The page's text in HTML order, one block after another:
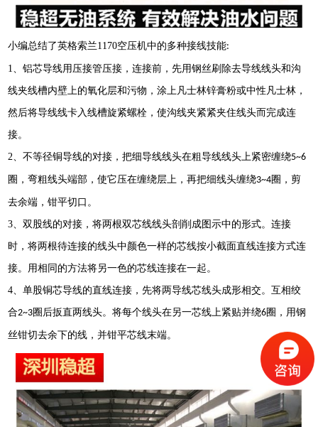
小编总结了英格索兰1170空压机中的多种接线技能:
1、铝芯导线用压接管压接，连接前，先用钢丝刷除去导线线头和沟
线夹线槽内壁上的氧化层和污物，涂上凡士林锌膏粉或中性凡士林，
然后将导线线卡入线槽旋紧螺栓，使沟线夹紧紧夹住线头而完成连
接。
2、不等径铜导线的对接，把细导线线头在粗导线线头上紧密缠绕5~6
圈，弯粗线头端部，使它压在缠绕层上，再把细线头缠绕3~4圈，剪
去余端，钳平切口。
3、双股线的对接，将两根双芯线线头剖削成图示中的形式。连接
时，将两根待连接的线头中颜色一样的芯线按小截面直线连接方式连
接。用相同的方法将另一色的芯线连接在一起。
4、单股铜芯导线的直线连接，先将两导线芯线头成形相交。互相绞
合2~3圈后扳直两线头。将每个线头在另一芯线上紧贴并绕6圈，用钢
丝钳切去余下的线，并钳平芯线末端。